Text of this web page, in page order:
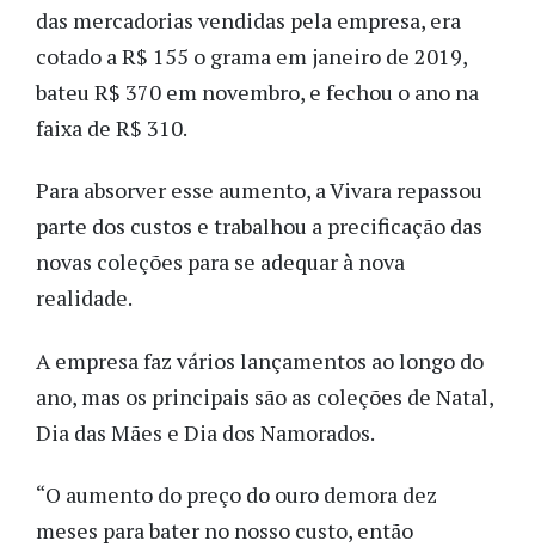
das mercadorias vendidas pela empresa, era
cotado a R$ 155 o grama em janeiro de 2019,
bateu R$ 370 em novembro, e fechou o ano na
faixa de R$ 310.
Para absorver esse aumento, a Vivara repassou
parte dos custos e trabalhou a precificação das
novas coleções para se adequar à nova
realidade.
A empresa faz vários lançamentos ao longo do
ano, mas os principais são as coleções de Natal,
Dia das Mães e Dia dos Namorados.
“O aumento do preço do ouro demora dez
meses para bater no nosso custo, então